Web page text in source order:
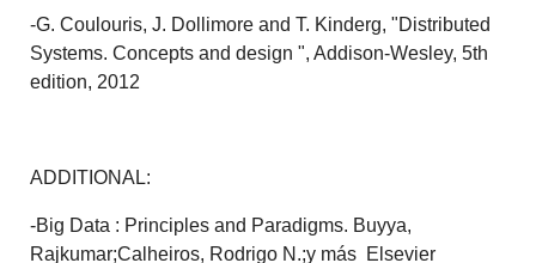
-G. Coulouris, J. Dollimore and T. Kinderg, "Distributed
Systems. Concepts and design ", Addison-Wesley, 5th
edition, 2012
ADDITIONAL:
-Big Data : Principles and Paradigms. Buyya,
Rajkumar;Calheiros, Rodrigo N.;y más Elsevier